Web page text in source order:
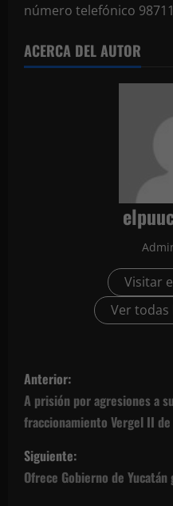
número telefónico
ACERCA DEL AUTOR
Visitar
Ver todas
N
a
v
e
Anterior:
A prisión por agresiones a
fraccionamiento Vergel II
Siguiente:
Ofrece Gobierno de Yucatán